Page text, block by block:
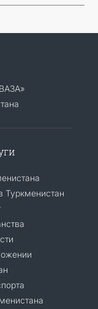
Туркменистан